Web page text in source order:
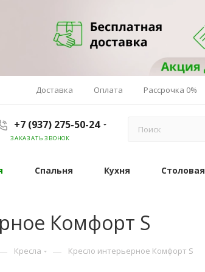
Доставка Оплата Рассрочка 0%
+7 (937) 275-50-24
ЗАКАЗАТЬ ЗВОНОК
Спальня Кухня Столовая
Комфорт S
Кресла — Кресло интерьерное Комфорт S